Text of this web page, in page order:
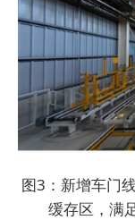
图3：新增车门
缓存区，满